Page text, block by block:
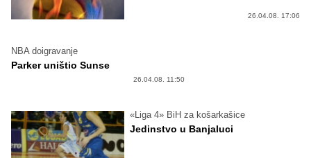
26.04.08. 17:06
NBA doigravanje
Parker uništio Sunse
26.04.08. 11:50
«Liga 4» BiH za košarkašice
Jedinstvo u Banjaluci